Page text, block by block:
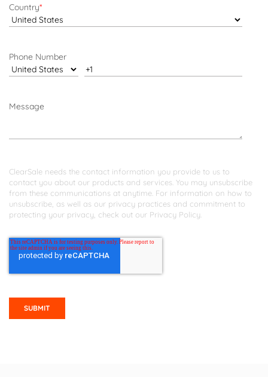
Country*
Phone Number
Message
ClearSale needs the contact information you provide to us to
contact you about our products and services. You may unsubscribe
from these communications at anytime. For information on how to
unsubscribe, as well as our privacy practices and commitment to
protecting your privacy, check out our Privacy Policy